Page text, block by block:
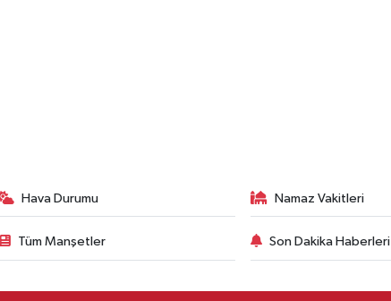
Hava Durumu Namaz Vakitleri
Tüm Manşetler Son Dakika Haberleri